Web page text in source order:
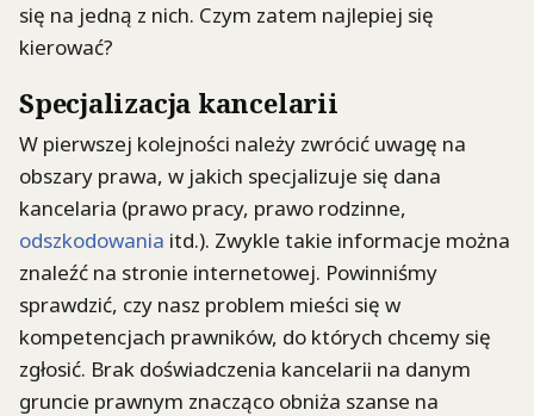
się na jedną z nich. Czym zatem najlepiej się
kierować?
Specjalizacja kancelarii
W pierwszej kolejności należy zwrócić uwagę na
obszary prawa, w jakich specjalizuje się dana
kancelaria (prawo pracy, prawo rodzinne,
odszkodowania itd.). Zwykle takie informacje można
znaleźć na stronie internetowej. Powinniśmy
sprawdzić, czy nasz problem mieści się w
kompetencjach prawników, do których chcemy się
zgłosić. Brak doświadczenia kancelarii na danym
gruncie prawnym znacząco obniża szanse na